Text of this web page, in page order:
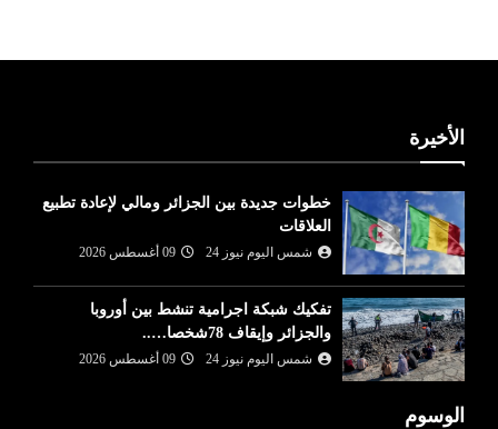
الأخيرة
خطوات جديدة بين الجزائر ومالي لإعادة تطبيع
العلاقات
شمس اليوم نيوز 24 09 أغسطس 2026
تفكيك شبكة اجرامية تنشط بين أوروبا
والجزائر وإيقاف 78شخصا…..
شمس اليوم نيوز 24 09 أغسطس 2026
الوسوم